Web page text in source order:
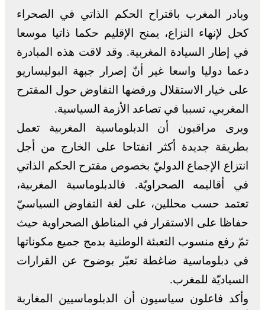
وبادر المغرب باقتراح الحكم الذاتي في الصحراء
كحل لإنهاء النزاع، يمنح الإقليم حكما ذاتيا موسعا
في إطار السيادة المغربية. وقد لاقت هذه المبادرة
دعما دوليا واسعا غير أنّ إصرار جبهة البوليساريو
على خيار الاستقلال ورفضها التفاوض حول المقترح
المغربي، تسببا في تصاعد الأزمة السياسية.
ويرى مراقبون أن الدبلوماسية المغربية تعمل
بطريقة جديدة أكثر انفتاحا على الخارج من أجل
انتزاع الإجماع الدوليّ بخصوص مقترح الحكم الذاتي
في أقاليمه الصحراويّة. فالدبلوماسية المغربية،
تعتمد حسب محللين، على لغة التفاوض السياسيّ
حفاظا على الاستقرار في المناطق الصحراوية حيث
تمّ رفع منسوب التعبئة الوطنية بدمج جميع مكوناتها
في دبلوماسية ضاغطة تعبّر بوضوح عن القرارات
السياديّة للمغرب.
وأكد فاعلون سياسيون أن الدبلوماسيين المغاربة